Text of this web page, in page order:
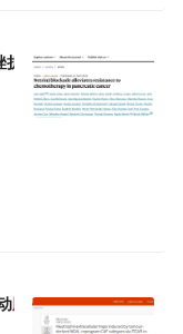
后延长患者数月的生命
胰腺癌免疫抑制微环境